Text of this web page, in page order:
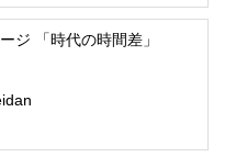
光のメッセージ 「時代の時間差」